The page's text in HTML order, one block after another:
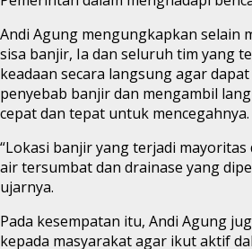
Andi Agung mengungkapkan selain
sisa banjir, Ia dan seluruh tim yang
keadaan secara langsung agar
penyebab banjir dan mengambil
cepat dan tepat untuk mencegahnya.
“Lokasi banjir yang terjadi
air tersumbat dan drainase yang
ujarnya.
Pada kesempatan itu, Andi Agung
kepada masyarakat agar ikut aktif